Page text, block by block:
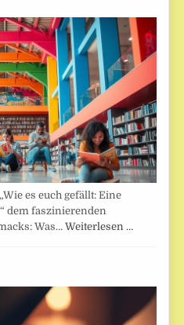
es euch gefällt: Eine
dem faszinierenden
Was…Weiterlesen …